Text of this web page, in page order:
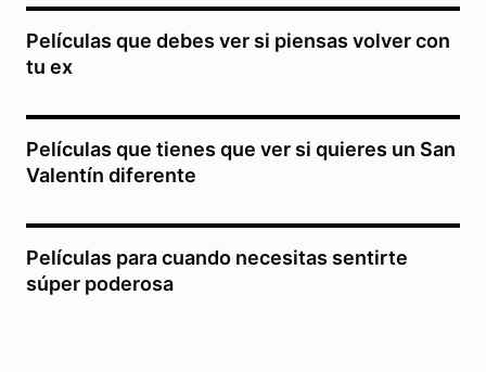
Películas que debes ver si piensas volver con
tu ex
Películas que tienes que ver si quieres un San
Valentín diferente
Películas para cuando necesitas sentirte
súper poderosa